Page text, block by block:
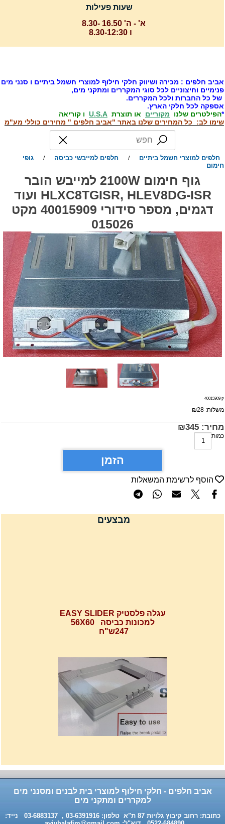
שעות פעילות
א' - ה' 16.50 -8.30
ו 8.30-12:30
חלפים : מכירה ושיווק חלקי חילוף למוצרי חשמל ביתיים ו סנני מים
וחיצוניים לכל סוגי המקררים ומתקני מים,
כל החברות ולכל המקררים.
לכל חלקי הארץ.
הפילטרים שלנו מקורייםאו תוצרת U.S.Aו קוריאה
לב: כל המחירים שלנו באתר "אביב חלפים " מחירים כוללי מע"מ
חלפים למוצרי חשמל ביתיים חלפים למייבשי כביסה
גופי
גוף חימום 2100W למייבש הובר
HLXC8TGISR, HLEV8DG-ISR ועוד
דגמים, מספר סידורי 40015909 מקט
015026
₪28
₪345
הזמן
הוסף לרשימת המשאלות
מבצעים
למכונות כביסה 56X60
247ש"ח
32נפתח עד 56ס"מ.
אביב חלפים - חלקי חילוף למוצרי בית לבנים ומסנני מים
למקררים ומתקני מים
כתובת: רחוב קיבוץ גלויות 87 ת"א טלפון: 03-6391916 , 03-6883137 נייד: